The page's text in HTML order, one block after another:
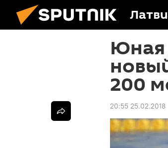
Юная
200
20:55 25.02.2018